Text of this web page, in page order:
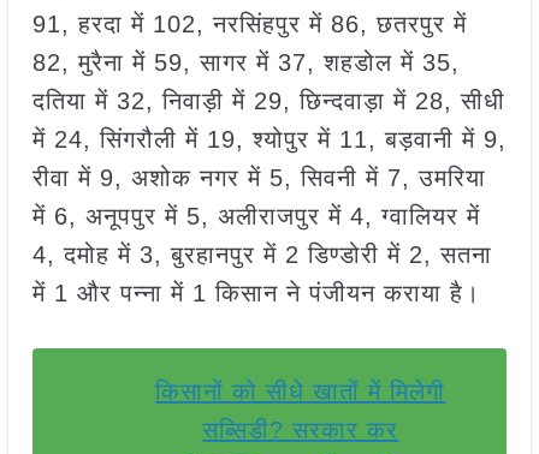
91, हरदा में 102, नरसिंहपुर में 86, छतरपुर में
82, मुरैना में 59, सागर में 37, शहडोल में 35,
दतिया में 32, निवाड़ी में 29, छिन्दवाड़ा में 28, सीधी
में 24, सिंगरौली में 19, श्योपुर में 11, बड़वानी में 9,
रीवा में 9, अशोक नगर में 5, सिवनी में 7, उमरिया
में 6, अनूपपुर में 5, अलीराजपुर में 4, ग्वालियर में
4, दमोह में 3, बुरहानपुर में 2 डिण्डोरी में 2, सतना
में 1 और पन्ना में 1 किसान ने पंजीयन कराया है।
किसानों को सीधे खातों में मिलेगी
सब्सिडी? सरकार कर